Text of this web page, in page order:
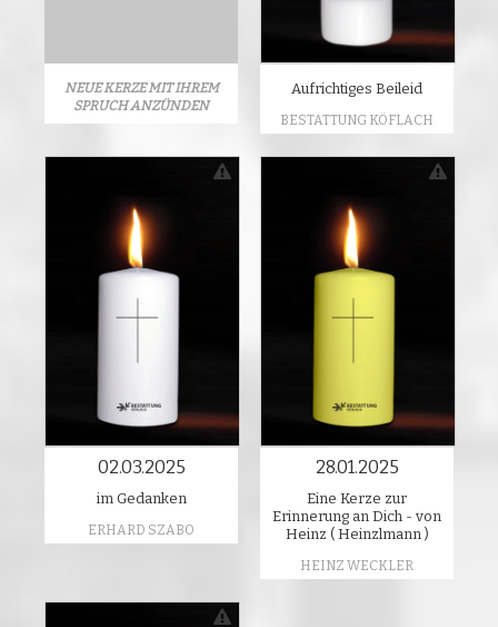
NEUE KERZE MIT IHREM
SPRUCH ANZÜNDEN
Aufrichtiges Beileid
BESTATTUNG KÖFLACH
02.03.2025
im Gedanken
ERHARD SZABO
28.01.2025
Eine Kerze zur
Erinnerung an Dich - von
Heinz ( Heinzlmann )
HEINZ WECKLER